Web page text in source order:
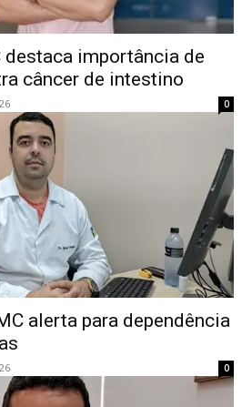
importância de
câncer de intestino
0
alerta para dependência
0